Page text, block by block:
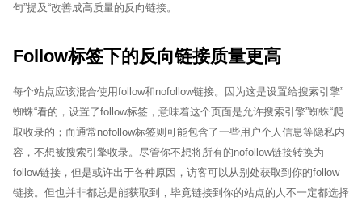
句”提及“改善成高质量的反向链接。
Follow标签下的反向链接质量更高
每个站点应该混合使用follow和nofollow链接。因为这是设置给搜索引擎”
蜘蛛“看的，设置了follow标签，意味着这个页面是允许搜索引擎”蜘蛛“爬
取收录的；而通常nofollow标签则可能包含了一些用户个人信息等隐私内
容，不想被搜索引擎收录。尽管你不想将所有的nofollow链接转换为
follow链接，但是或许出于各种原因，访客可以从别处获取到你的follow
链接。但也并非都总是能获取到，毕竟链接到你的站点的人不一定都选择